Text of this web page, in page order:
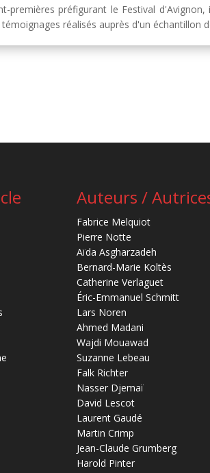
premières préfigurant le Festival
réalisés auprès d'un échantillon
Auteurs /
Fabrice Melquiot
Pierre Notte
Aïda Asgharzadeh
Bernard-Marie Koltès
Catherine Verlaguet
Éric-Emmanuel Schmitt
Lars Noren
Ahmed Madani
Wajdi Mouawad
Suzanne Lebeau
Falk Richter
Nasser Djemaï
David Lescot
Laurent Gaudé
Martin Crimp
Jean-Claude Grumberg
Harold Pinter